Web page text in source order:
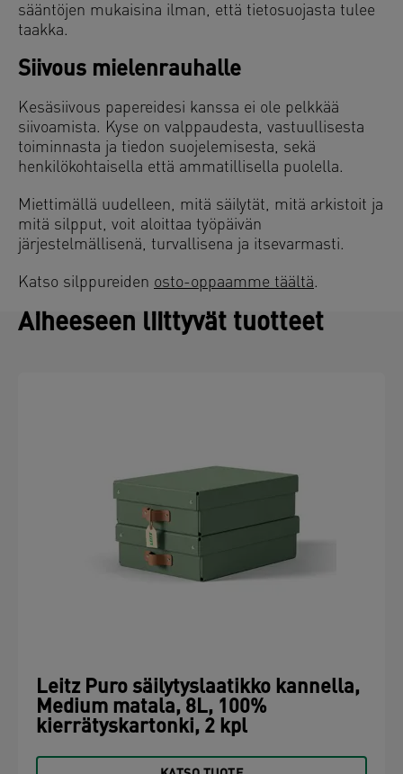
sääntöjen mukaisina ilman, että tietosuojasta tulee
taakka.
Siivous mielenrauhalle
Kesäsiivous papereidesi kanssa ei ole pelkkää
siivoamista. Kyse on valppaudesta, vastuullisesta
toiminnasta ja tiedon suojelemisesta, sekä
henkilökohtaisella että ammatillisella puolella.
Miettimällä uudelleen, mitä säilytät, mitä arkistoit ja
mitä silpput, voit aloittaa työpäivän
järjestelmällisenä, turvallisena ja itsevarmasti.
Katso silppureiden osto-oppaamme täältä.
Aiheeseen liittyvät tuotteet
Leitz Puro säilytyslaatikko kannella,
Medium matala, 8L, 100%
kierrätyskartonki, 2 kpl